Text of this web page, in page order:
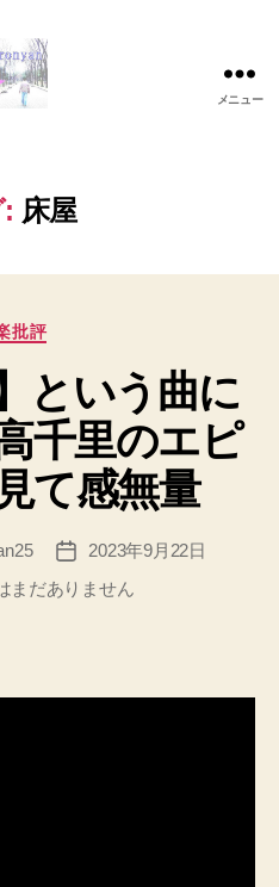
マ
イ
ド
音
常
の
こ
と
メニュー
床屋
カ
ー
批評
という曲に
千里のエピ
て感無量
投
稿
日
2023年9月22日
まだありません